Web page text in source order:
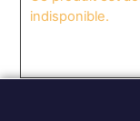
indisponible.